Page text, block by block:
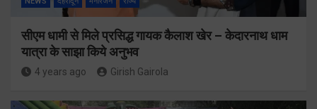
सीएम धामी से मिले प्रसिद्ध गायक कैलाश खेर – केदारनाथ धाम
यात्रा के साझा किये अनुभव
4 years ago Girish Gairola